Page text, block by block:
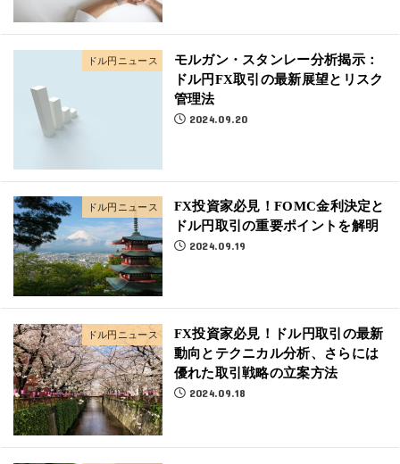
ドル円ニュース
モルガン・スタンレー分析揭示：
ドル円FX取引の最新展望とリスク
管理法
2024.09.20
ドル円ニュース
FX投資家必見！FOMC金利決定と
ドル円取引の重要ポイントを解明
2024.09.19
ドル円ニュース
FX投資家必見！ドル円取引の最新
動向とテクニカル分析、さらには
優れた取引戦略の立案方法
2024.09.18